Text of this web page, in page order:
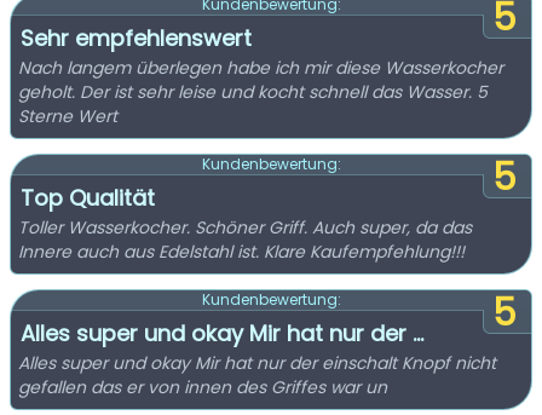
5
Kundenbewertung:
Sehr empfehlenswert
Nach langem überlegen habe ich mir diese Wasserkocher
geholt. Der ist sehr leise und kocht schnell das Wasser. 5
Sterne Wert
5
Kundenbewertung:
Top Qualität
Toller Wasserkocher. Schöner Griff. Auch super, da das
Innere auch aus Edelstahl ist. Klare Kaufempfehlung!!!
5
Kundenbewertung:
Alles super und okay Mir hat nur der ...
Alles super und okay Mir hat nur der einschalt Knopf nicht
gefallen das er von innen des Griffes war un